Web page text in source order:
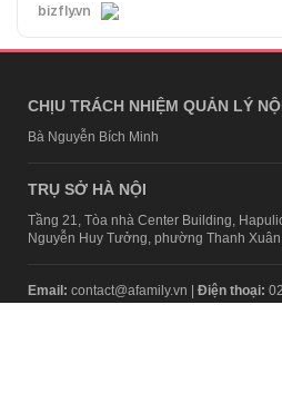
bizfly.vn
CHỊU TRÁCH NHIỆM QUẢN LÝ
Bà Nguyễn Bích Minh
TRỤ SỞ HÀ NỘI
Tầng 21, Tòa nhà Center Building,
Nguyễn Huy Tưởng, phường Thanh
Email: contact@afamily.vn | Điện thoại: